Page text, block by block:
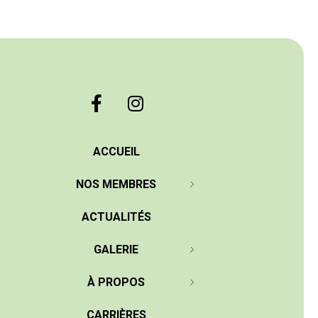
ACCUEIL
NOS MEMBRES
ACTUALITÉS
GALERIE
À PROPOS
CARRIÈRES